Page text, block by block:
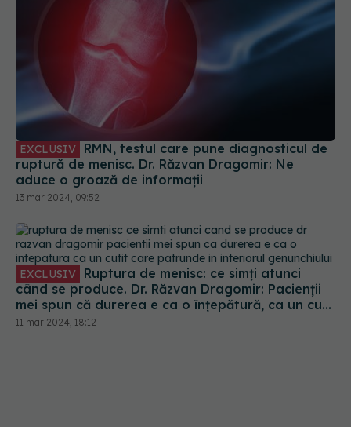
EXCLUSIV
ruptură de menisc. Dr. Răzvan Dragomir: Ne
aduce o groază de informații
când se produce. Dr. Răzvan Dragomir: Pacienții
mei spun că durerea e ca o înțepătură, ca un cuțit
care pătrunde în interiorul genunchiului
11 mar 2024, 18:12
Cum să îți salvezi sănătatea de la statul pe scaun.